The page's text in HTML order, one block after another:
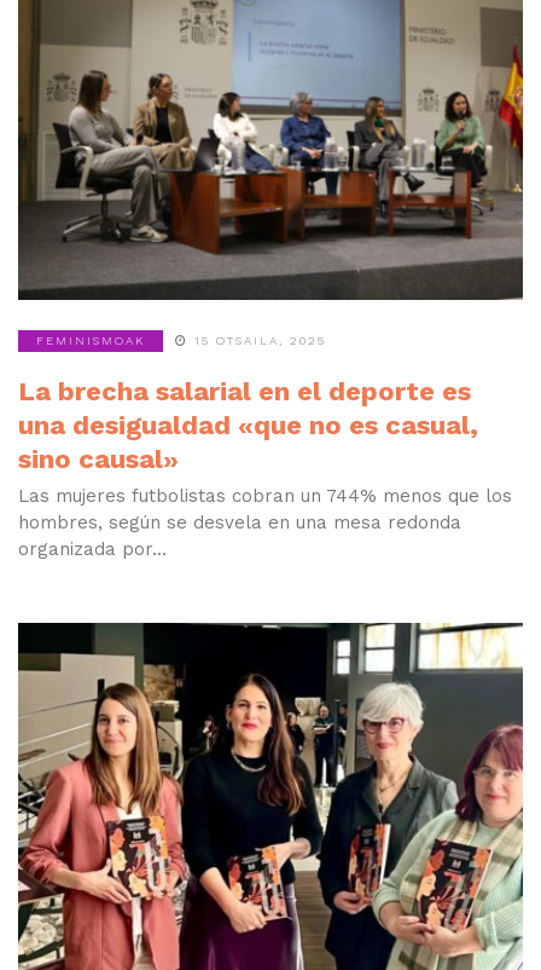
FEMINISMOAK 15 OTSAILA, 2025
La brecha salarial en el deporte es
una desigualdad «que no es casual,
sino causal»
Las mujeres futbolistas cobran un 744% menos que los
hombres, según se desvela en una mesa redonda
organizada por...